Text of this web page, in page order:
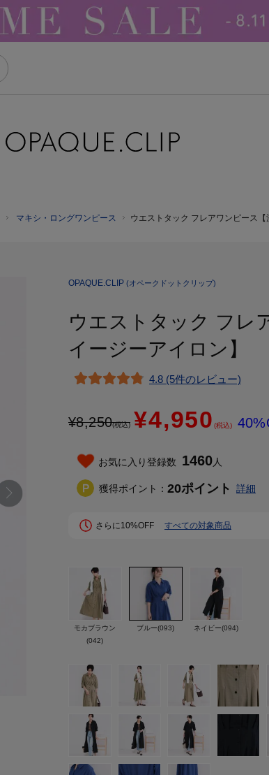
マキシ・ロングワンピース ウエストタック フレアワンピース【
OPAQUE.CLIP (オペークドットクリップ)
ウエストタック フレ
イージーアイロン】
4.8 (5件のレビュー)
¥8,250(税込) ¥4,950 (税込)
お気に入り登録数 1460人
獲得ポイント： 20ポイント 詳細
さらに10%OFF すべての対象商品
モカブラウン
(042)
ブルー(093) ネイビー(094)